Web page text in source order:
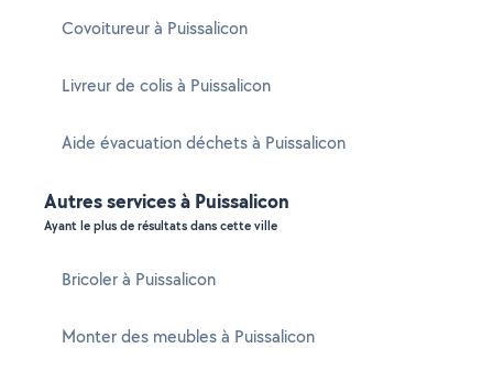
Covoitureur à Puissalicon
Livreur de colis à Puissalicon
Aide évacuation déchets à Puissalicon
Autres services à Puissalicon
Ayant le plus de résultats dans cette ville
Bricoler à Puissalicon
Monter des meubles à Puissalicon